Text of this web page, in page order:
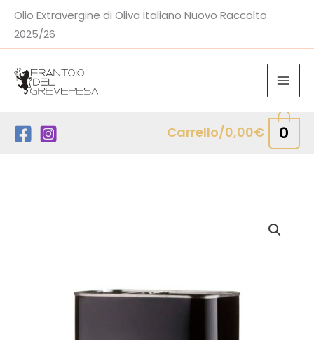
VaiOlio Extravergine di Oliva Italiano Nuovo Raccolto
2025/26
Carrello/0,00€ 0